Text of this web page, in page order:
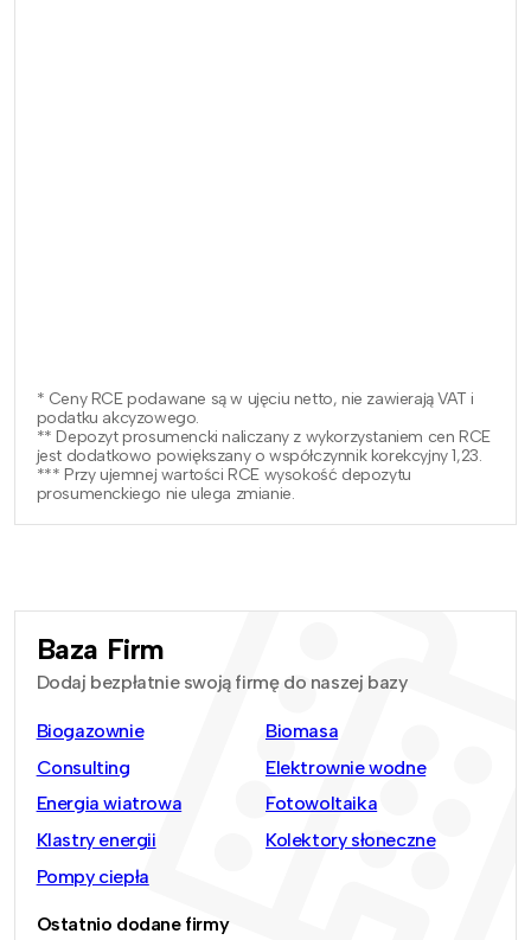
* Ceny RCE podawane są w ujęciu netto, nie zawierają VAT i
podatku akcyzowego.
** Depozyt prosumencki naliczany z wykorzystaniem cen RCE
jest dodatkowo powiększany o współczynnik korekcyjny 1,23.
*** Przy ujemnej wartości RCE wysokość depozytu
prosumenckiego nie ulega zmianie.
Baza Firm
Dodaj bezpłatnie swoją firmę do naszej bazy
Biogazownie
Biomasa
Consulting
Elektrownie wodne
Energia wiatrowa
Fotowoltaika
Klastry energii
Kolektory słoneczne
Pompy ciepła
Ostatnio dodane firmy